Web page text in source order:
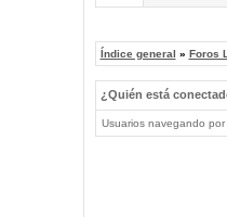
Índice general » Foros
¿Quién está
Usuarios navegando